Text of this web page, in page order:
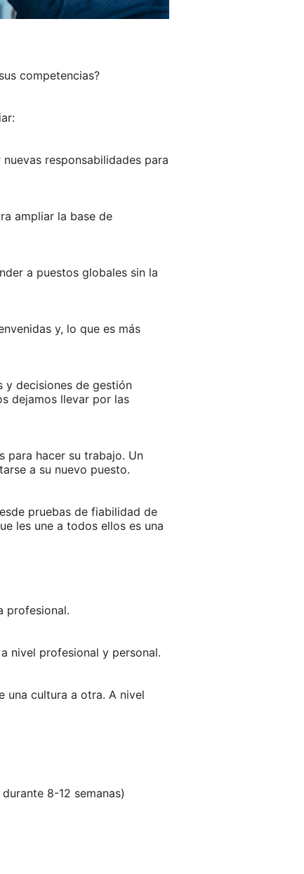
competencias?
responsabilidades para
ampliar la base de
a puestos globales sin la
y, lo que es más
y decisiones de gestión
dejamos llevar por las
para hacer su trabajo. Un
a su nuevo puesto.
pruebas de fiabilidad de
les une a todos ellos es una
profesional.
nivel profesional y personal.
una cultura a otra. A nivel
8-12 semanas)